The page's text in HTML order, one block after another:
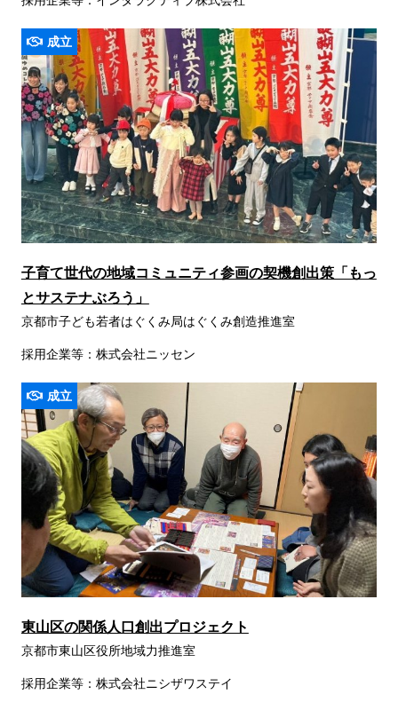
成立
子育て世代の地域コミュニティ参画の契機創出策「もっ
とサステナぶろう」
京都市子ども若者はぐくみ局はぐくみ創造推進室
採用企業等：株式会社ニッセン
成立
東山区の関係人口創出プロジェクト
京都市東山区役所地域力推進室
採用企業等：株式会社ニシザワステイ